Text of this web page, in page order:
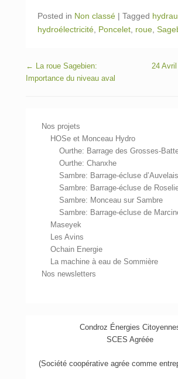
Posted in Non classé | Tagged
hydroélectricité Poncelet roue
Post navigation
←
La roue Sagebien:
Importance du niveau aval
24
Nos projets
HOSe et Monceau Hydro
Ourthe: Barrage des Grosses-
Ourthe: Chanxhe
Sambre: Barrage-écluse d’Auvelais
Sambre: Barrage-écluse de
Sambre: Monceau sur Sambre
Sambre: Barrage-écluse de
Maseyek
Les Avins
Ochain Energie
La machine à eau de Sommière
Nos newsletters
Condroz Énergies
SCES Agréée
(Société coopérative agrée comme